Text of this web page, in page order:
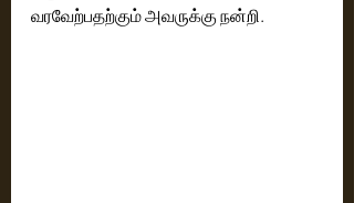
வரவேற்பதற்கும் அவருக்கு நன்றி.